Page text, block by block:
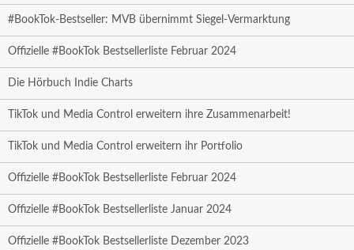
#BookTok-Bestseller: MVB übernimmt Siegel-Vermarktung
Offizielle #BookTok Bestsellerliste Februar 2024
Die Hörbuch Indie Charts
TikTok und Media Control erweitern ihre Zusammenarbeit!
TikTok und Media Control erweitern ihr Portfolio
Offizielle #BookTok Bestsellerliste Februar 2024
Offizielle #BookTok Bestsellerliste Januar 2024
Offizielle #BookTok Bestsellerliste Dezember 2023